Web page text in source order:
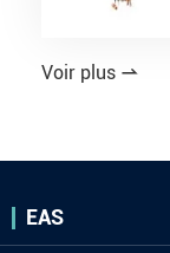
Voir plus 
EAS